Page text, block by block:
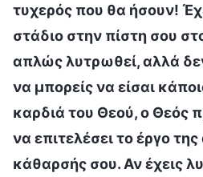
τυχερός που θα ήσουν!
στάδιο στην πίστη σου
απλώς λυτρωθεί, αλλά δεν
να μπορείς να είσαι
καρδιά του Θεού, ο Θεός
να επιτελέσει το έργο
κάθαρσής σου. Αν έχεις